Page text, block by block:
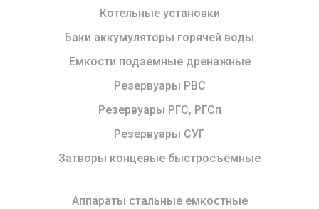
Котельные установки
Баки аккумуляторы горячей воды
Емкости подземные дренажные
Резервуары РВС
Резервуары РГС, РГСп
Резервуары СУГ
Затворы концевые быстросъёмные
Аппараты стальные емкостные